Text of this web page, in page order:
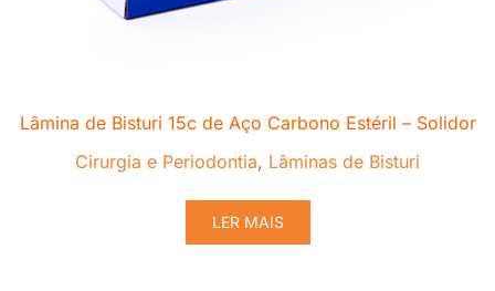
Lâmina de Bisturi 15c de Aço Carbono Estéril – Solidor
Cirurgia e Periodontia, Lâminas de Bisturi
LER MAIS